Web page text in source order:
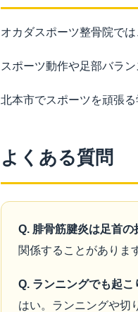
オカダスポーツ整骨院で
スポーツ動作や足部バラ
北本市でスポーツを頑張
よくある質問
Q. 腓骨筋腱炎は足首の
関係することがありま
Q. ランニングでも起こ
はい。ランニングや切